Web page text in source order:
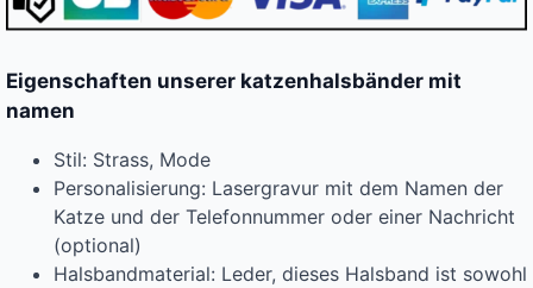
Eigenschaften unserer katzenhalsbänder mit
namen
Stil: Strass, Mode
Personalisierung: Lasergravur mit dem Namen der
Katze und der Telefonnummer oder einer Nachricht
(optional)
Halsbandmaterial: Leder, dieses Halsband ist sowohl